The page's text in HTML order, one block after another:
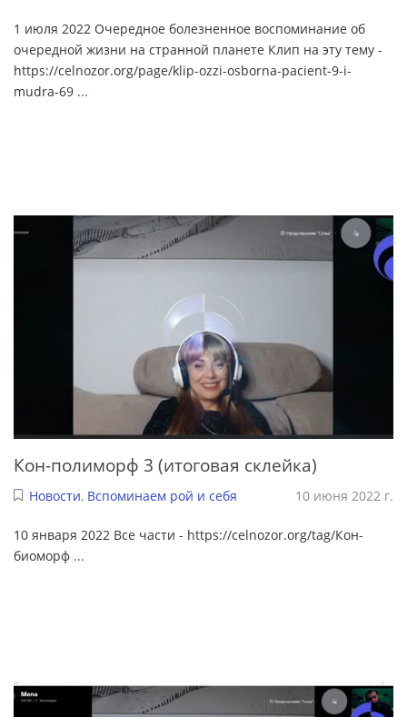
1 июля 2022 Очередное болезненное воспоминание об
очередной жизни на странной планете Клип на эту тему -
https://celnozor.org/page/klip-ozzi-osborna-pacient-9-i-
mudra-69 ...
Кон-полиморф 3 (итоговая склейка)
Новости, Вспоминаем рой и себя 10 июня 2022 г.
10 января 2022 Все части - https://celnozor.org/tag/Кон-
биоморф ...